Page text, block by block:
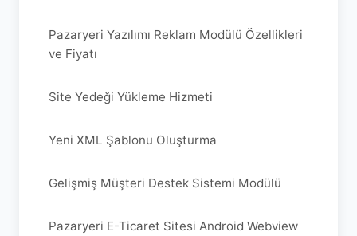
Pazaryeri Yazılımı Reklam Modülü Özellikleri
ve Fiyatı
Site Yedeği Yükleme Hizmeti
Yeni XML Şablonu Oluşturma
Gelişmiş Müşteri Destek Sistemi Modülü
Pazaryeri E-Ticaret Sitesi Android Webview